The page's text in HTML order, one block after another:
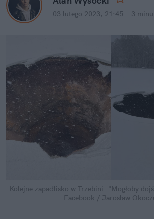
03 lutego 2023, 21:45 3
Kolejne zapadlisko w Trzebini. "Mogłoby
Facebook / Jarosław